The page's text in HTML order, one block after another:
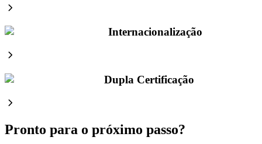
Internacionalização
Dupla Certificação
Pronto para o próximo passo?